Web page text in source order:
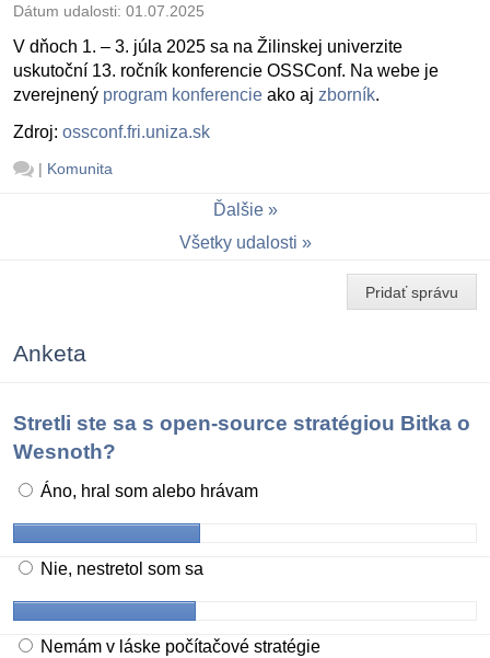
Dátum udalosti: 01.07.2025
V dňoch 1. – 3. júla 2025 sa na Žilinskej univerzite
uskutoční 13. ročník konferencie OSSConf. Na webe je
zverejnený program konferencie ako aj zborník.
Zdroj: ossconf.fri.uniza.sk
| Komunita
Ďalšie
Všetky udalosti
Pridať správu
Anketa
Stretli ste sa s open-source stratégiou Bitka o
Wesnoth?
Áno, hral som alebo hrávam
Nie, nestretol som sa
Nemám v láske počítačové stratégie